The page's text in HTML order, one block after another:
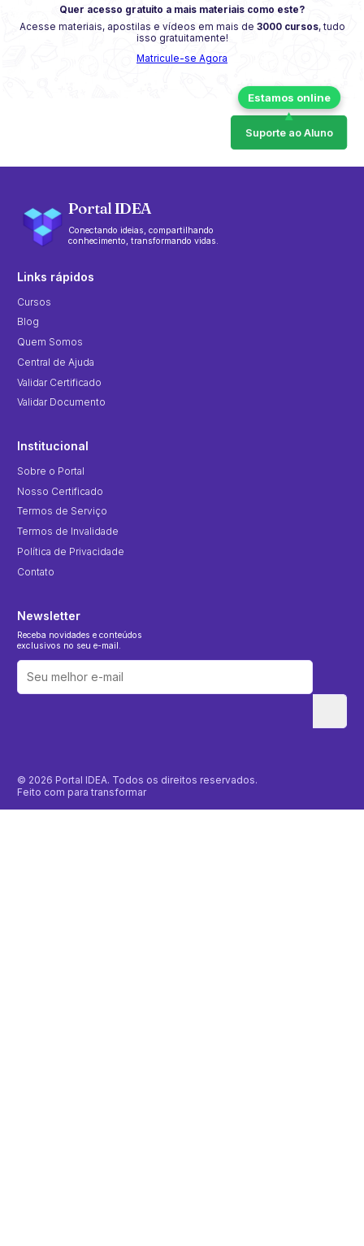
Quer acesso gratuito a mais materiais como este?
Acesse materiais, apostilas e vídeos em mais de 3000 cursos, tudo
isso gratuitamente!
Matricule-se Agora
Suporte ao Aluno
Portal IDEA
Conectando ideias, compartilhando
conhecimento, transformando vidas.
Links rápidos
Cursos
Blog
Quem Somos
Central de Ajuda
Validar Certificado
Validar Documento
Institucional
Sobre o Portal
Nosso Certificado
Termos de Serviço
Termos de Invalidade
Política de Privacidade
Contato
Newsletter
Receba novidades e conteúdos
exclusivos no seu e-mail.
© 2026 Portal IDEA. Todos os direitos reservados.
Feito com para transformar